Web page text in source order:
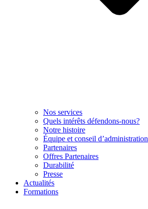
Nos services
Quels intérêts défendons-nous?
Notre histoire
Équipe et conseil d’administration
Partenaires
Offres Partenaires
Durabilité
Presse
Actualités
Formations